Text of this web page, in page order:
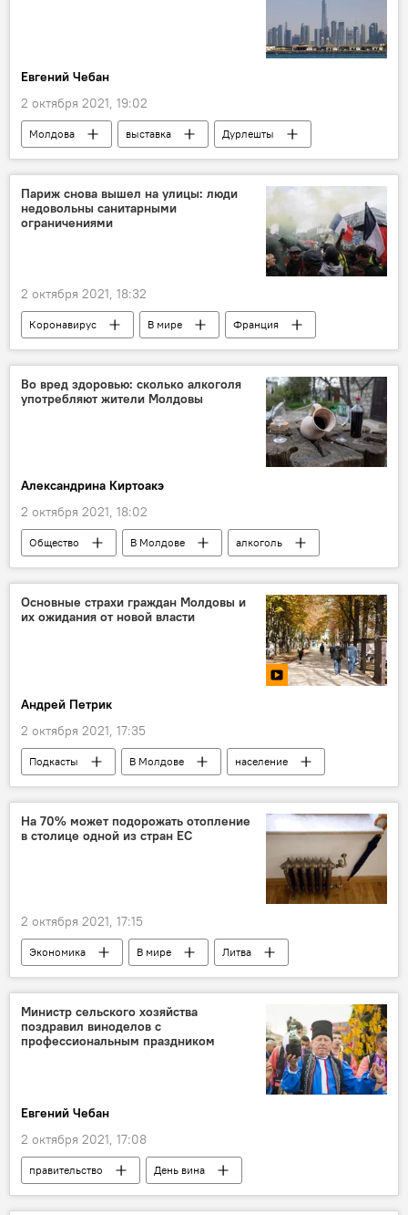
Евгений Чебан
2 октября 2021, 19:02
Молдова выставка
Дурлешты
Экономика
Париж снова вышел на улицы: люди
недовольны санитарными
ограничениями
2 октября 2021, 18:32
Коронавирус В мире
Франция
Париж
Во вред здоровью: сколько алкоголя
употребляют жители Молдовы
Александрина Киртоакэ
2 октября 2021, 18:02
Общество В Молдове
алкоголь
выпивка
Основные страхи граждан Молдовы и
их ожидания от новой власти
Андрей Петрик
2 октября 2021, 17:35
Подкасты В Молдове
население
демография
отток населения
Катастрофа
На 70% может подорожать отопление
в столице одной из стран ЕС
2 октября 2021, 17:15
Экономика В мире
Литва
зима
Европейский союз
энергоносители
счета за отопление
Министр сельского хозяйства
поздравил виноделов с
профессиональным праздником
Евгений Чебан
2 октября 2021, 17:08
правительство
День вина
Общество
В Молдове